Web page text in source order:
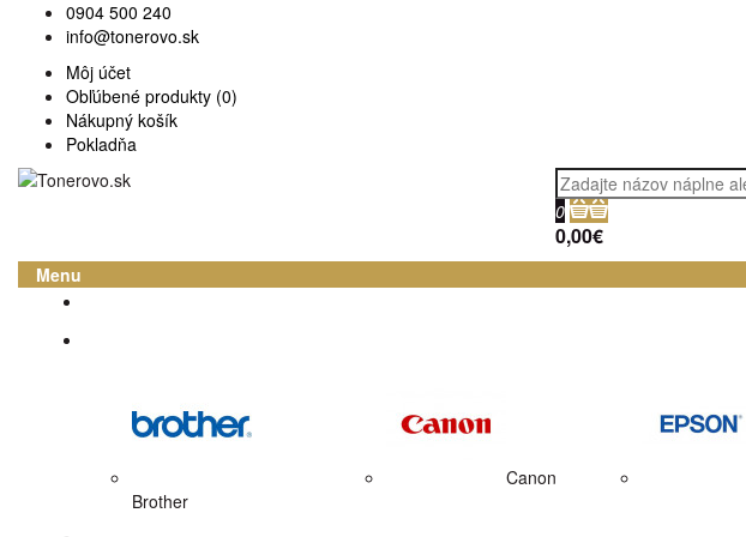
0904 500 240
info@tonerovo.sk
Môj účet
Obľúbené produkty (0)
Nákupný košík
Pokladňa
0
0,00€
Menu
Brother
Canon